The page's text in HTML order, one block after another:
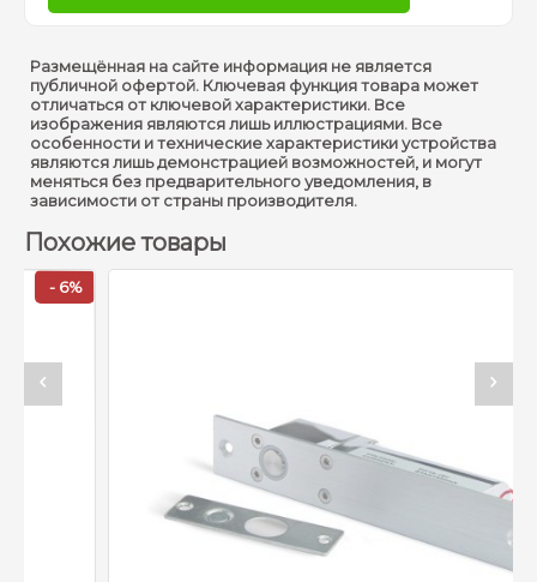
Размещённая на сайте информация не является
публичной офертой. Ключевая функция товара может
отличаться от ключевой характеристики. Все
изображения являются лишь иллюстрациями. Все
особенности и технические характеристики устройства
являются лишь демонстрацией возможностей, и могут
меняться без предварительного уведомления, в
зависимости от страны производителя.
Похожие товары